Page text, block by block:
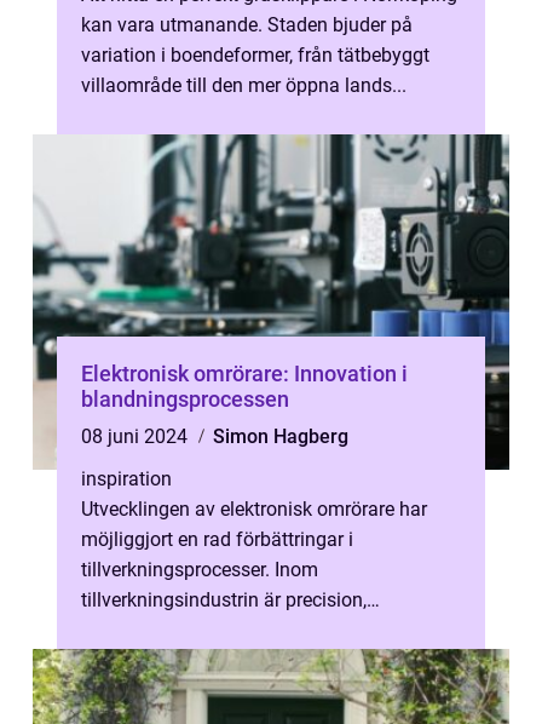
kan vara utmanande. Staden bjuder på
variation i boendeformer, från tätbebyggt
villaområde till den mer öppna lands...
Elektronisk omrörare: Innovation i
blandningsprocessen
08 juni 2024
Simon Hagberg
inspiration
Utvecklingen av elektronisk omrörare har
möjliggjort en rad förbättringar i
tillverkningsprocesser. Inom
tillverkningsindustrin är precision,
nyckelkomponenter för fr...